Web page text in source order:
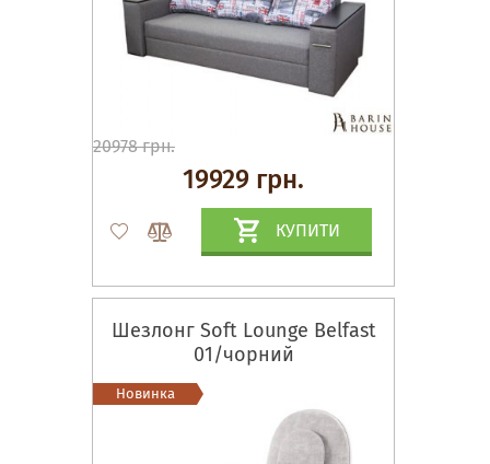
20978 грн.
19929 грн.
КУПИТИ
Шезлонг Soft Lounge Belfast
01/чорний
Новинка